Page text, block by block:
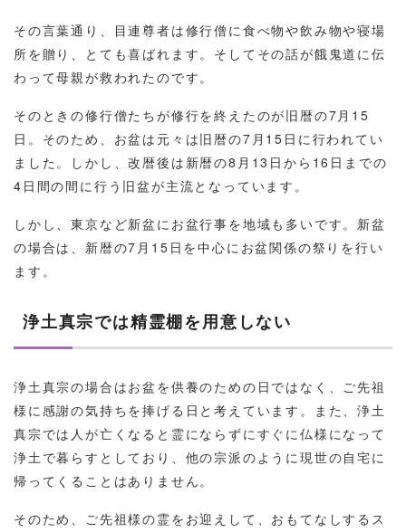
その言葉通り、目連尊者は修行僧に食べ物や飲み物や寝場
所を贈り、とても喜ばれます。そしてその話が餓鬼道に伝
わって母親が救われたのです。
そのときの修行僧たちが修行を終えたのが旧暦の7月15
日。そのため、お盆は元々は旧暦の7月15日に行われてい
ました。しかし、改暦後は新暦の8月13日から16日までの
4日間の間に行う旧盆が主流となっています。
しかし、東京など新盆にお盆行事を地域も多いです。新盆
の場合は、新暦の7月15日を中心にお盆関係の祭りを行い
ます。
浄土真宗では精霊棚を用意しない
浄土真宗の場合はお盆を供養のための日ではなく、ご先祖
様に感謝の気持ちを捧げる日と考えています。また、浄土
真宗では人が亡くなると霊にならずにすぐに仏様になって
浄土で暮らすとしており、他の宗派のように現世の自宅に
帰ってくることはありません。
そのため、ご先祖様の霊をお迎えして、おもてなしするス